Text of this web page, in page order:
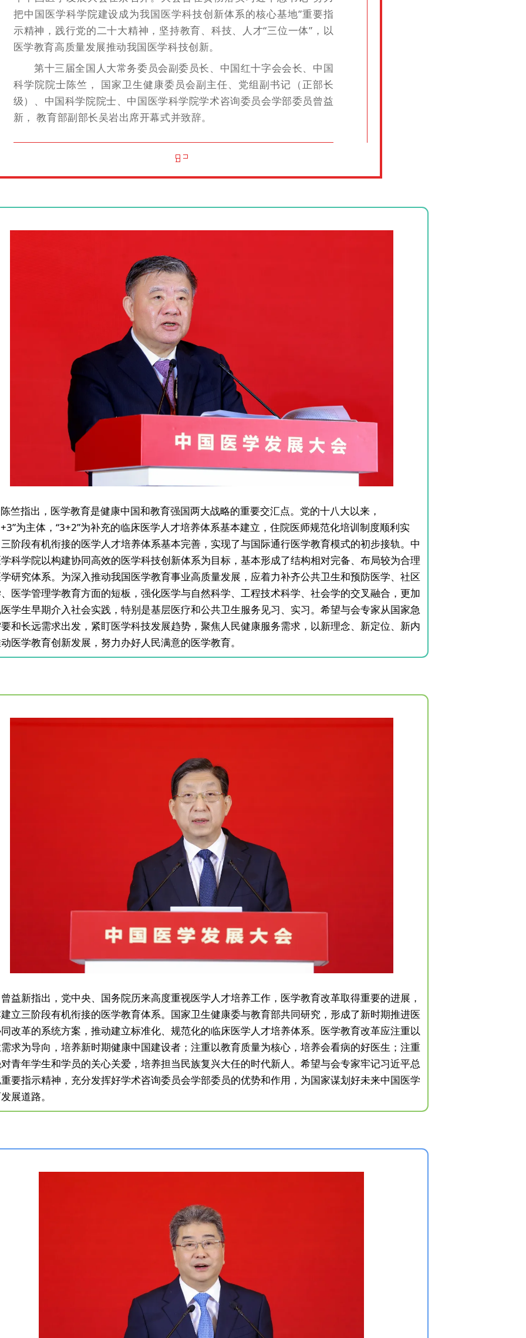
把中国医学科学院建设成为我国医学科技创新体系的核心基地”重要指
示精神，践行党的二十大精神，坚持教育、科技、人才“三位一体”，以
医学教育高质量发展推动我国医学科技创新。
第十三届全国人大常务委员会副委员长、中国红十字会会长、中国
科学院院士陈竺，
国家卫生健康委员会副主任、党组副书记（正部长
级）、中国科学院院士、中国医学科学院学术咨询委员会学部委员曾益
新 ， 教育部副部长吴岩出席开幕式并致辞。
指出，医学教育是健康中国和教育强国两大战略的重要交汇点。党的十八大以来，
为主体，“3+2”为补充的临床医学人才培养体系基本建立，住院医师规范化培训制度顺利实
阶段有机衔接的医学人才培养体系基本完善，实现了与国际通行医学教育模式的初步接轨。中
科学院以构建协同高效的医学科技创新体系为目标，基本形成了结构相对完备、布局较为合理
研究体系。为深入推动我国医学教育事业高质量发展，应着力补齐公共卫生和预防医学、社区
医学管理学教育方面的短板，强化医学与自然科学、工程技术科学、社会学的交叉融合，更加
学生早期介入社会实践，特别是基层医疗和公共卫生服务见习、实习。希望与会专家从国家急
和长远需求出发，紧盯医学科技发展趋势，聚焦人民健康服务需求，以新理念、新定位、新内
医学教育创新发展，努力办好人民满意的医学教育。
指出，党中央、国务院历来高度重视医学人才培养工作，医学教育改革取得重要的进展，
立三阶段有机衔接的医学教育体系。国家卫生健康委与教育部共同研究，形成了新时期推进医
改革的系统方案，推动建立标准化、规范化的临床医学人才培养体系。医学教育改革应注重以
求为导向，培养新时期健康中国建设者；注重以教育质量为核心，培养会看病的好医生；注重
青年学生和学员的关心关爱，培养担当民族复兴大任的时代新人。希望与会专家牢记习近平总
要指示精神，充分发挥好学术咨询委员会学部委员的优势和作用，为国家谋划好未来中国医学
展道路。